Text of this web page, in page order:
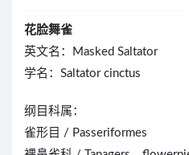
花脸舞雀
英文名：Masked Saltator
学名：Saltator cinctus
纲目科属：
雀形目 / Passeriformes